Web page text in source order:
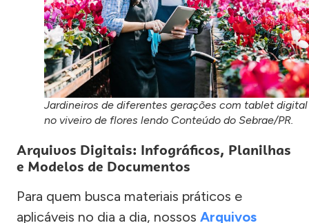
Jardineiros de diferentes gerações com tablet digital
no viveiro de flores lendo Conteúdo do Sebrae/PR.
Arquivos Digitais: Infográficos, Planilhas
e Modelos de Documentos
Para quem busca materiais práticos e
aplicáveis no dia a dia, nossos Arquivos